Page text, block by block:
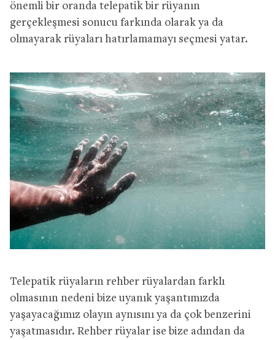
önemli bir oranda telepatik bir rüyanın
gerçekleşmesi sonucu farkında olarak ya da
olmayarak rüyaları hatırlamamayı seçmesi yatar.
Telepatik rüyaların rehber rüyalardan farklı
olmasının nedeni bize uyanık yaşantımızda
yaşayacağımız olayın aynısını ya da çok benzerini
yaşatmasıdır. Rehber rüyalar ise bize adından da